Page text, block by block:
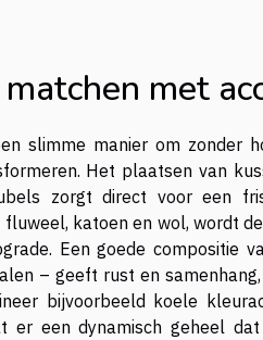
met
slimme manier om zonder
Het plaatsen van
zorgt direct voor een
fluweel, katoen en wol, wordt
Een goede compositie
– geeft rust en
bijvoorbeeld koele
er een dynamisch geheel